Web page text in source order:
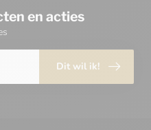
en acties
Dit wil ik!